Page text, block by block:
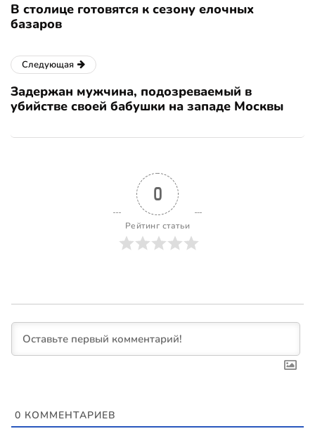
В столице готовятся к сезону елочных
базаров
Следующая
Задержан мужчина, подозреваемый в
убийстве своей бабушки на западе Москвы
0
Рейтинг статьи
0 КОММЕНТАРИЕВ